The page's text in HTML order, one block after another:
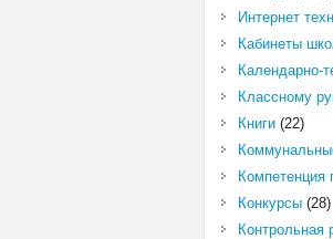
Интернет
Кабинеты
Календарно-
Классному
Книги(22)
Компетенция
Конкурсы(28)
Контрольная